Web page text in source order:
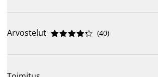
Arvostelut 




 (40)